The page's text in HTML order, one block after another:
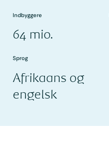
Indbyggere
64 mio.
Sprog
Afrikaans og
engelsk